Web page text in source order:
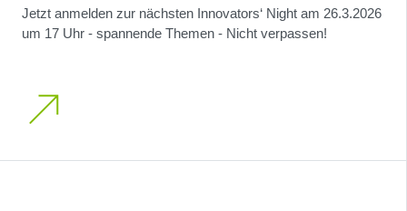
Jetzt anmelden zur nächsten Innovators‘ Night am 26.3.2026
um 17 Uhr - spannende Themen - Nicht verpassen!